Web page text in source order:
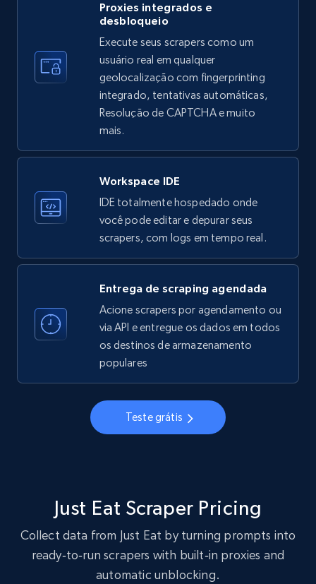
Account, Fbid, ID, Followers, Posts count, Is
business account, Is professional account, Is
verified, and more.
3.5K+ Comece grátis
Instagram - Profiles - Collect profile
information by user name
Account, Fbid, ID, Followers, Posts count, Is
business account, Is professional account, Is
verified, and more.
22.4K+ 3.5K+ Comece grátis
Crunchbase companies information
Name, URL, ID, Cb rank, Region, About,
Industries, Operating status, and more.
1.6K+ Comece grátis
Name, URL, ID, Cb rank, Region, About,
Industries, Operating status, and more.
1.6K+ Comece grátis
Proxies integrados e
desbloqueio
Execute seus scrapers como um
usuário real em qualquer
geolocalização com fingerprinting
integrado, tentativas automáticas,
Resolução de CAPTCHA e muito
mais.
Workspace IDE
IDE totalmente hospedado onde
você pode editar e depurar seus
scrapers, com logs em tempo real.
Entrega de scraping agendada
Acione scrapers por agendamento ou
via API e entregue os dados em todos
os destinos de armazenamento
populares
Teste grátis
Just Eat Scraper Pricing
Collect data from Just Eat by turning prompts into
ready‑to‑run scrapers with built‑in proxies and
automatic unblocking.